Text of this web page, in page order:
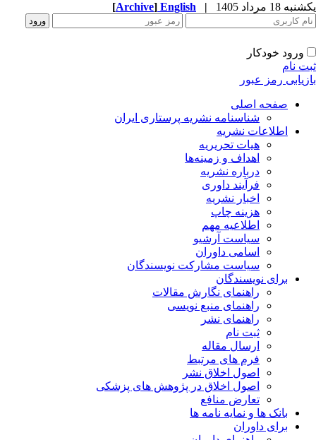
18 مرداد 1405 |
English
[Archive]
ورود خودکار
نام
رمز عبور
صفحه اصلی
شناسنامه نشریه پرستاری ایران
اطلاعات نشریه
هیات تحریریه
اهداف و زمینه‌ها
درباره نشریه
فرآیند داوری
اخبار نشریه
هزینه چاپ
اطلاعیه مهم
سیاست آرشیو
اسامی داوران
سیاست مشارکت نویسندگان
برای نویسندگان
راهنمای نگارش مقالات
راهنمای منبع نویسی
راهنمای نشر
ثبت نام
ارسال مقاله
فرم های مرتبط
اصول اخلاق نشر
اصول اخلاق در پژوهش های پزشکی
تعارض منافع
بانک ها و نمایه نامه ها
برای داوران